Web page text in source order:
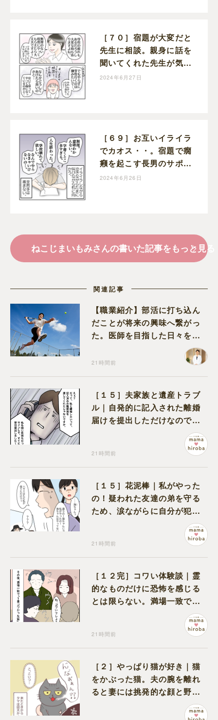
［７０］宿題が大変だと
先生に相談。親身に話を
聞いてくれた先生が気に
かけていた事。学校に行
2024年6月27日
［６９］お互いイライラ
でカオス・・。宿題で癇
癪を起こす長男のサポー
トがしんどい・・。学校
2024年6月26日
ねこじまいもみさんの書いた記事をもっと見る
関連記事
【職業紹介】部活に打ち込ん
だことが将来の興味へ繋がっ
た。医師を目指した日々を振
21時間前
［１５］夫家族と遺産トラブ
ル｜自発的に記入された離婚
届けを提出しただけなので、
21時間前
［１５］花泥棒｜私がやった
の！疑われた友達の弟を守る
ため、涙ながらに自分が犯人
21時間前
［１２完］コワい体験談｜霊
的なものだけに恐怖を感じる
とは限らない。満場一致でコ
ワいと認定された意外な体験
21時間前
［２］やっぱり猫が好き｜猫
をかぶった猫。夫の腕を離れ
ると妻には挑発的な顔と野太